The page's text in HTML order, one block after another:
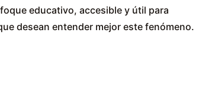
educativo, accesible y útil para
desean entender mejor este fenómeno.